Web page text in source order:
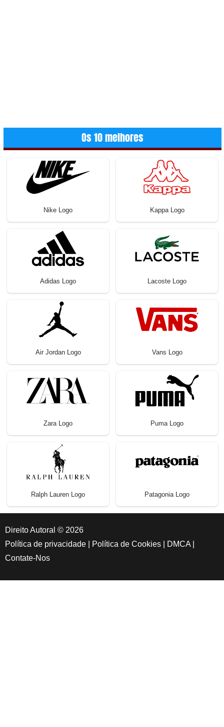
Os 10 melhores
Nike Logo Kappa Logo
Adidas Logo Lacoste Logo
Air Jordan Logo Vans Logo
Zara Logo Puma Logo
Ralph Lauren Logo Patagonia Logo
Direito Autoral © 2026
Política de privacidade
Política de Cookies DMCA|
Contate-Nos